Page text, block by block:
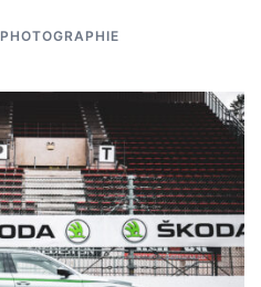
PHOTOGRAPHIE